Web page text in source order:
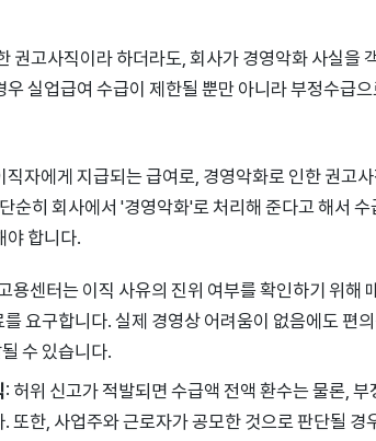
권고사직이라 하더라도, 회사가 경영악화 사실을
실업급여 수급이 제한될 뿐만 아니라 부정수급
자에게 지급되는 급여로, 경영악화로 인한 권고
순히 회사에서 '경영악화'로 처리해 준다고 해서
야 합니다.
용센터는 이직 사유의 진위 여부를 확인하기 위해
요구합니다. 실제 경영상 어려움이 없음에도 편
수 있습니다.
: 허위 신고가 적발되면 수급액 전액 환수는 물론,
또한, 사업주와 근로자가 공모한 것으로 판단될 경